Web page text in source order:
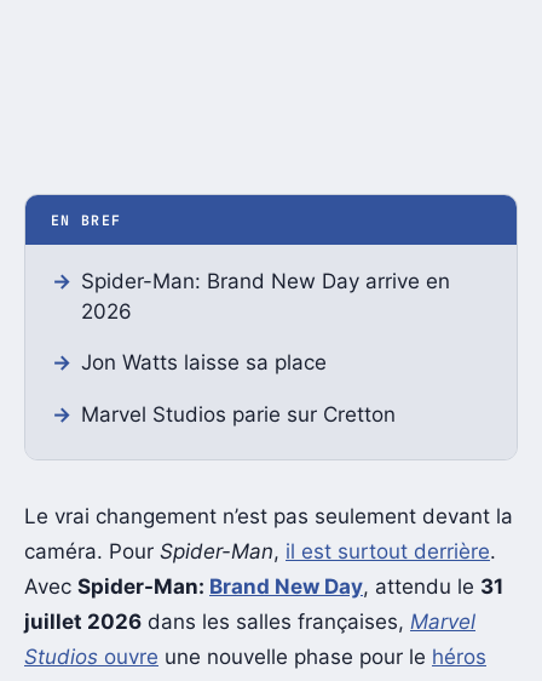
EN BREF
Spider-Man: Brand New Day arrive en
2026
Jon Watts laisse sa place
Marvel Studios parie sur Cretton
Le vrai changement n’est pas seulement devant la
caméra. Pour Spider-Man, il est surtout derrière.
Avec Spider-Man: Brand New Day, attendu le 31
juillet 2026 dans les salles françaises, Marvel
Studios ouvre une nouvelle phase pour le héros